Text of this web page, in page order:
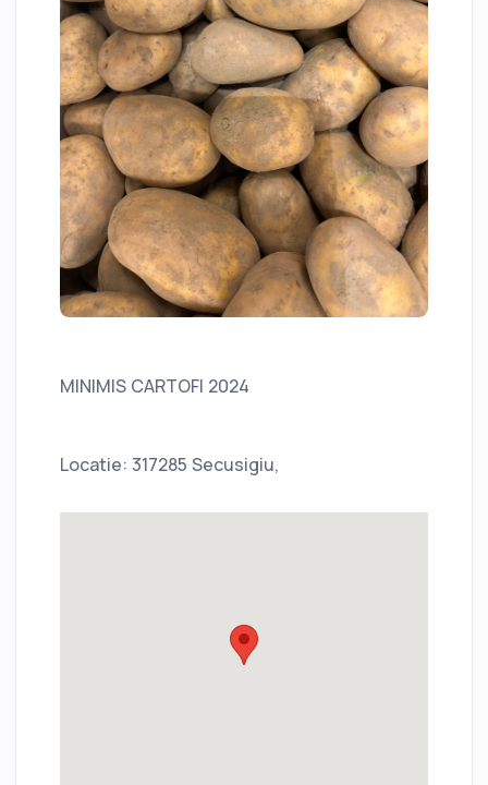
MINIMIS CARTOFI 2024
Locatie: 317285 Secusigiu,